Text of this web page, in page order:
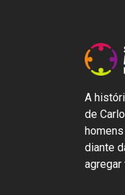
A
de
diante
agregar